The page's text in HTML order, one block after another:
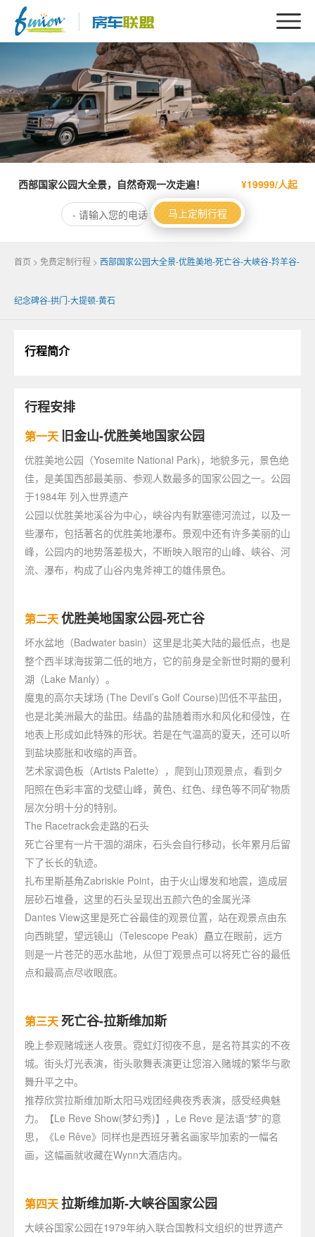
西部国家公园大全景，自然奇观一次走遍！ ¥19999/人起
马上定制行程
首页 > 免费定制行程 > 西部国家公园大全景-优胜美地-死亡谷-大峡谷-羚羊谷-
纪念碑谷-拱门-大提顿-黄石
行程简介
行程安排
第一天 旧金山-优胜美地国家公园
优胜美地公园（Yosemite National Park)，地貌多元，景色绝
佳，是美国西部最美丽、参观人数最多的国家公园之一。公园
于1984年 列入世界遗产
公园以优胜美地溪谷为中心，峡谷内有默塞德河流过，以及一
些瀑布，包括著名的优胜美地瀑布。景观中还有许多美丽的山
峰，公园内的地势落差极大，不断映入眼帘的山峰、峡谷、河
流、瀑布，构成了山谷内鬼斧神工的雄伟景色。
第二天优胜美地国家公园-死亡谷
坏水盆地（Badwater basin）这里是北美大陆的最低点，也是
整个西半球海拔第二低的地方，它的前身是全新世时期的曼利
湖（Lake Manly）。
魔鬼的高尔夫球场 (The Devil’s Golf Course)凹低不平盐田，
也是北美洲最大的盐田。结晶的盐随着雨水和风化和侵蚀，在
地表上形成如此特殊的形状。若是在气温高的夏天，还可以听
到盐块膨胀和收缩的声音。
艺术家调色板（Artists Palette），爬到山顶观景点，看到夕
阳照在色彩丰富的戈壁山峰，黄色、红色、绿色等不同矿物质
层次分明十分的特别。
The Racetrack会走路的石头
死亡谷里有一片干涸的湖床，石头会自行移动，长年累月后留
下了长长的轨迹。
扎布里斯基角Zabriskie Point，由于火山爆发和地震，造成层
层砂石堆叠，这里的石头呈现出五颜六色的金属光泽
Dantes View这里是死亡谷最佳的观景位置，站在观景点由东
向西眺望，望远镜山（Telescope Peak）矗立在眼前，远方
则是一片苍茫的恶水盐地，从但丁观景点可以将死亡谷的最低
点和最高点尽收眼底。
第三天死亡谷-拉斯维加斯
晚上参观赌城迷人夜景。霓虹灯彻夜不息，是名符其实的不夜
城。街头灯光表演，街头歌舞表演更让您溶入赌城的繁华与歌
舞升平之中。
推荐欣赏拉斯维加斯太阳马戏团经典夜秀表演，感受经典魅
力。【Le Reve Show(梦幻秀)】，Le Reve 是法语“梦”的意
思，《Le Rêve》同样也是西班牙著名画家毕加索的一幅名
画，这幅画就收藏在Wynn大酒店内。
第四天拉斯维加斯-大峡谷国家公园
大峡谷国家公园在1979年纳入联合国教科文组织的世界遗产